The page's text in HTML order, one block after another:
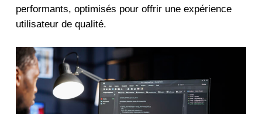
performants, optimisés pour offrir une expérience
utilisateur de qualité.